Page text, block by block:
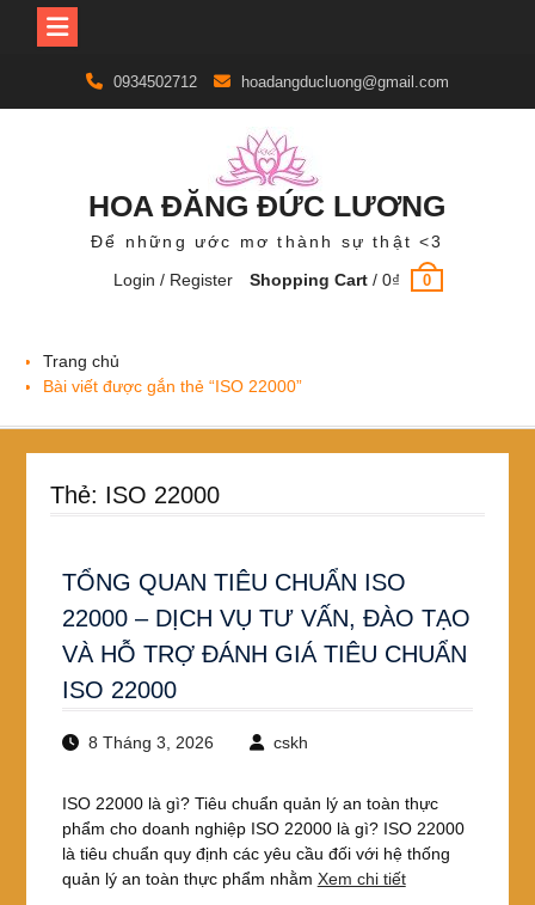
content
0934502712 hoadangducluong@gmail.com
HOA ĐĂNG ĐỨC LƯƠNG
Để những ước mơ thành sự thật <3
Login / Register
Shopping Cart /0₫ 0
Trang chủ
Bài viết được gắn thẻ “ISO 22000”
Thẻ: ISO 22000
TỔNG QUAN TIÊU CHUẨN ISO
22000 – DỊCH VỤ TƯ VẤN, ĐÀO TẠO
VÀ HỖ TRỢ ĐÁNH GIÁ TIÊU CHUẨN
ISO 22000
8 Tháng 3, 2026 cskh
ISO 22000 là gì? Tiêu chuẩn quản lý an toàn thực
phẩm cho doanh nghiệp ISO 22000 là gì? ISO 22000
là tiêu chuẩn quy định các yêu cầu đối với hệ thống
quản lý an toàn thực phẩm nhằm Xem chi tiết